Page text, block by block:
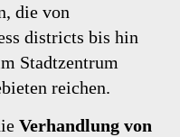
die von
districts bis hin
Stadtzentrum
reichen.
Verhandlung von